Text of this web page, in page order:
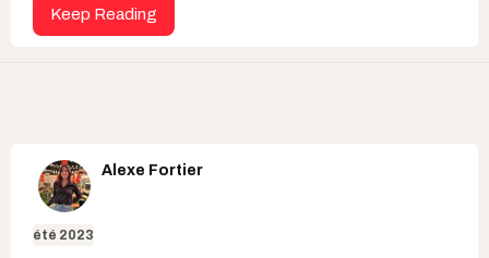
Keep Reading
Alexe Fortier
été 2023